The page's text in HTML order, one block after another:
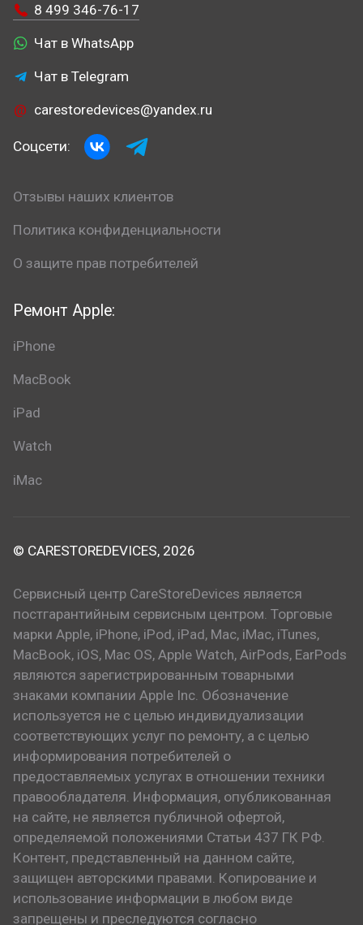
Ремонт Apple:
iPhone
MacBook
iPad
Watch
iMac
8 499 346-76-17
Чат в WhatsApp
Чат в Telegram
carestoredevices@yandex.ru
Соцсети:
Отзывы наших клиентов
Политика конфиденциальности
О защите прав потребителей
© CARESTOREDEVICES, 2026
Сервисный центр CareStoreDevices является
постгарантийным сервисным центром. Торговые
марки Apple, iPhone, iPod, iPad, Mac, iMac, iTunes,
MacBook, iOS, Mac OS, Apple Watch, AirPods, EarPods
являются зарегистрированным товарными
знаками компании Apple Inc. Обозначение
используется не с целью индивидуализации
соответствующих услуг по ремонту, а с целью
информирования потребителей о
предоставляемых услугах в отношении техники
правообладателя. Информация, опубликованная
на сайте, не является публичной офертой,
определяемой положениями Статьи 437 ГК РФ.
Контент, представленный на данном сайте,
защищен авторскими правами. Копирование и
использование информации в любом виде
запрещены и преследуются согласно